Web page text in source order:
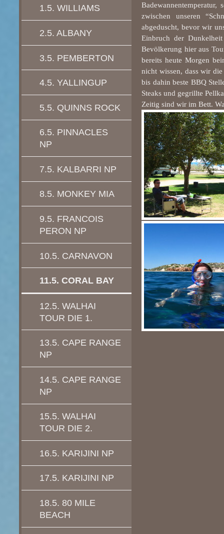
1.5. WILLIAMS
2.5. ALBANY
3.5. PEMBERTON
4.5. YALLINGUP
5.5. QUINNS ROCK
6.5. PINNACLES
NP
7.5. KALBARRI NP
8.5. MONKEY MIA
9.5. FRANCOIS
PERON NP
10.5. CARNAVON
11.5. CORAL BAY
12.5. WALHAI
TOUR DIE 1.
13.5. CAPE RANGE
NP
14.5. CAPE RANGE
NP
15.5. WALHAI
TOUR DIE 2.
16.5. KARIJINI NP
17.5. KARIJINI NP
18.5. 80 MILE
BEACH
zwischen unseren
abgeduscht, bevor wir
Einbruch der
Bevölkerung hier aus
bereits heute Morgen
nicht wissen, dass wir
bis dahin beste BBQ
Steaks und gegrillte
Zeitig sind wir im Bett.